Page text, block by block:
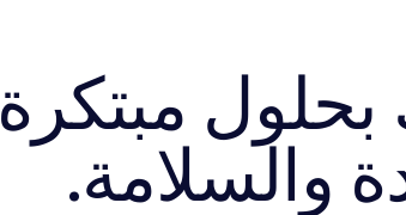
مبتكرة
والسلامة.